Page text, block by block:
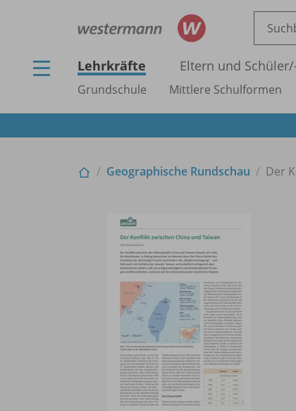
Lehrkräfte Eltern und Schüler/
Grundschule Mittlere Schulformen
Geographische Rundschau Der